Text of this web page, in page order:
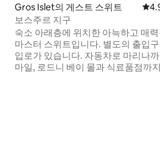
Gros Islet의 게스트 스위트 평
보스주르 지구
숙소 아래층에 위치한 아늑하고 매
마스터 스위트입니다. 별도의 출입
입로가 있습니다. 자동차로 마리나까지 1.3
마일, 로드니 베이 몰과 식료품점까